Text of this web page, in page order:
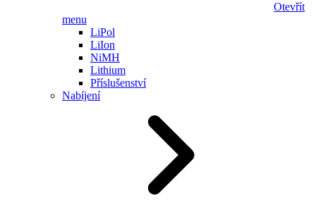
Otevřít
menu
LiPol
LiIon
NiMH
Lithium
Příslušenství
Nabíjení